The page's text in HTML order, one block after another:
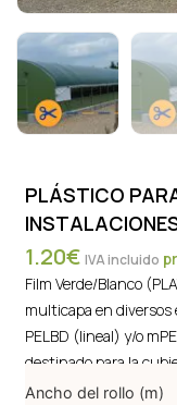
PLÁSTICO
1.20€ IVA incluido
Film Verde/Blanco
multicapa en diversos
PELBD (lineal) y/o
destinado para la
BOBINAS DE 7X130
Ancho del rollo (m)